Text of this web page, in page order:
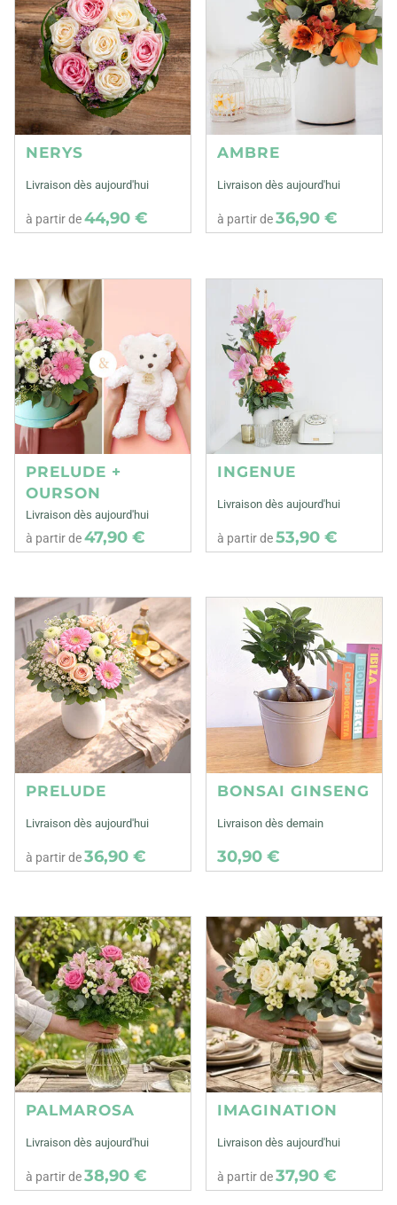
NERYS
Livraison dès aujourd'hui
à partir de44,90 €
AMBRE
Livraison dès aujourd'hui
à partir de36,90 €
PRELUDE +
OURSON
Livraison dès aujourd'hui
à partir de47,90 €
INGENUE
Livraison dès aujourd'hui
à partir de53,90 €
PRELUDE
Livraison dès aujourd'hui
à partir de36,90 €
BONSAI GINSENG
Livraison dès demain
30,90 €
PALMAROSA
Livraison dès aujourd'hui
à partir de38,90 €
IMAGINATION
Livraison dès aujourd'hui
à partir de37,90 €